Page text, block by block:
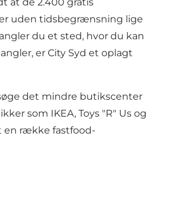
uden tidsbegrænsning lige
du et sted, hvor du kan
er City Syd et oplagt
det mindre butikscenter
som IKEA, Toys "R" Us og
en række fastfood-